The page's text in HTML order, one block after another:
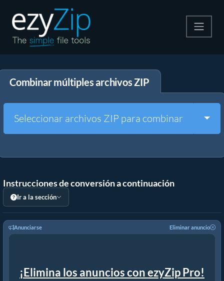
Descomprime
Otras herramientas
Combinar múltiples archivos ZIP
Seleccionar archivos ZIP para combinar
Instrucciones de conversión a continuación
Ir a la sección
Anunciarse Eliminar anuncio
¡Elimina los anuncios con ezyZip Pro!